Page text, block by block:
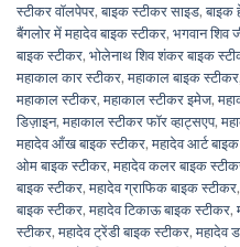
स्टीकर वॉलपेपर,बाइक स्टीकर साइड,बाइक
बैंगलोर में महादेव बाइक स्टीकर, भगवान शिव
बाइक स्टीकर, भोलेनाथ शिव शंकर बाइक
महाकाल कार स्टीकर,महाकाल बाइक स्टीकर
महाकाल स्टीकर,महाकाल स्टीकर इमेज,
डिज़ाइन,महाकाल स्टीकर फॉर व्हाट्सएप,
महादेव आँख बाइक स्टीकर,महादेव आर्ट
ओम बाइक स्टीकर,महादेव कलर बाइक
बाइक स्टीकर,महादेव ग्राफिक बाइक स्टीकर
बाइक स्टीकर,महादेव टिकाऊ बाइक स्टीकर,
स्टीकर,महादेव ट्रेंडी बाइक स्टीकर,महादेव